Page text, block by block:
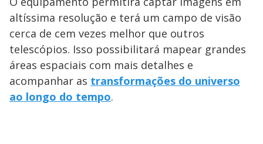
y
V
i
u
d
o
altíssima resolução e terá um campo de visão
cerca de cem vezes melhor que outros
telescópios. Isso possibilitará mapear grandes
áreas espaciais com mais detalhes e
acompanhar as transformações do universo
ao longo do tempo.